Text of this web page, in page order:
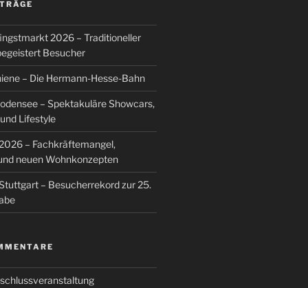
2026 – Traditioneller
Besucher
– Die Hermann-Hesse-Bahn
– Spektakuläre Showcars,
Lifestyle
– Fachkräftemangel,
neuen Wohnkonzepten
– Besucherrekord zur 25.